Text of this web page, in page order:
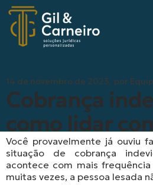
14 de novembro de 2023, por
Cobrança
como lidar
Você provavelmente já ouviu
situação de cobrança
acontece com mais
muitas vezes, a pessoa lesada